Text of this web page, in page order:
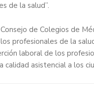
de la salud”.
de Colegios de
profesionales de la
laboral de los
asistencial a los